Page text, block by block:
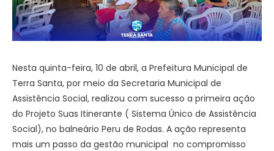
Nesta quinta-feira, 10 de abril, a Prefeitura Municipal de
Terra Santa, por meio da Secretaria Municipal de
Assistência Social, realizou com sucesso a primeira ação
do Projeto Suas Itinerante ( Sistema Único de Assistência
Social), no balneário Peru de Rodas. A ação representa
mais um passo da gestão municipal no compromisso